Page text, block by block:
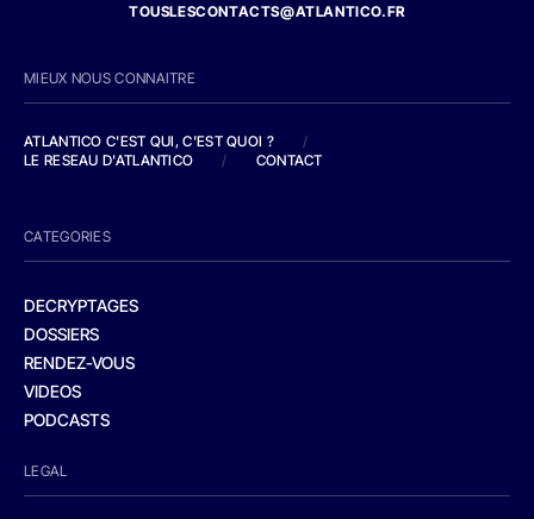
TOUSLESCONTACTS@ATLANTICO.FR
MIEUX NOUS CONNAITRE
ATLANTICO C'EST QUI, C'EST QUOI ?
/
LE RESEAU D'ATLANTICO
/ CONTACT
CATEGORIES
DECRYPTAGES
DOSSIERS
RENDEZ-VOUS
VIDEOS
PODCASTS
LEGAL